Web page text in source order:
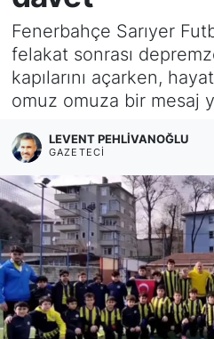
Fenerbahçe Sarıyer
felakat sonrası
kapılarını açarken,
omuz omuza bir mesaj
LEVENT PEHLIVANOĞLU
GAZETECI
KÖŞE YAZILARI
KÖŞE YAZILARI
RÖPORTAJ
SAĞLIK
SARIYER HABERLERİ